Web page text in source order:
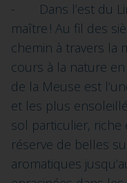
- Dans l’est du
maître ! Au fil des
chemin à travers la
cours à la nature
de la Meuse est
et les plus
sol particulier, riche
réserve de belles
aromatiques